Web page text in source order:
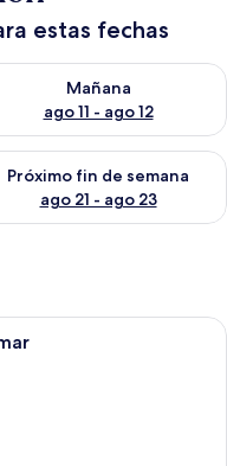
estas fechas
10 - ago 11
Mañana
ago 11 - ago 12
la disponibilidad
de semana ago 14 -
Próximo fin de semana
ago 21 - ago 23
la disponibilidad
de hotel con cama,